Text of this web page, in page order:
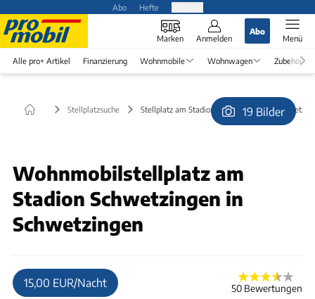
Abo Hefte
Marken Anmelden
Abo
Menü
Alle pro+ Artikel Finanzierung Wohnmobile Wohnwagen Zubehör
Stellplatzsuche Stellplatz am Stadion Schwetzingen in
19 Bilder
Wohnmobilstellplatz am
Stadion Schwetzingen in
Schwetzingen
15,00 EUR/Nacht 50 Bewertungen